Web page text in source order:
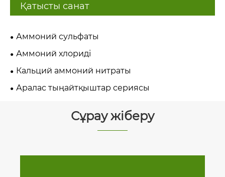
Қатысты санат
Аммоний сульфаты
Аммоний хлориді
Кальций аммоний нитраты
Аралас тыңайтқыштар сериясы
Сұрау жіберу